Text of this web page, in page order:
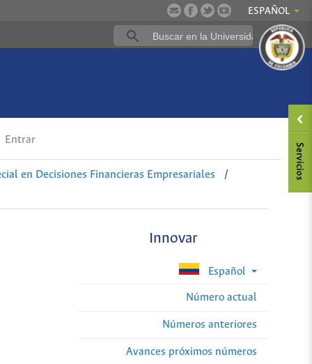
ESPAÑOL
Entrar
en Decisiones Financieras Empresariales
/
Innovar
Español
Número actual
Números anteriores
Avances próximos números